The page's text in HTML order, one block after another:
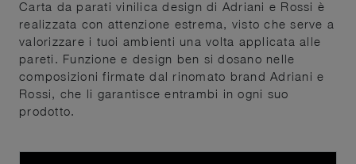
Carta da parati vinilica design di Adriani e Rossi è
realizzata con attenzione estrema, visto che serve a
valorizzare i tuoi ambienti una volta applicata alle
pareti. Funzione e design ben si dosano nelle
composizioni firmate dal rinomato brand Adriani e
Rossi, che li garantisce entrambi in ogni suo
prodotto.